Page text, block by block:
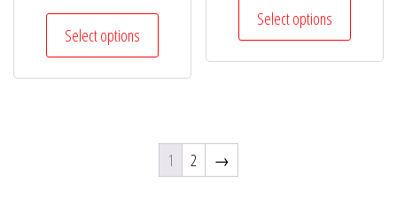
Select options
Select options
1 2 →